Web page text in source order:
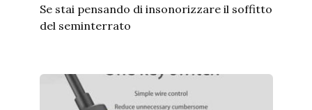
Se stai pensando di insonorizzare il soffitto
del seminterrato